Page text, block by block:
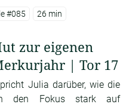
#085 26 min
zur eigenen
| Tor 17
Julia darüber, wie die
den Fokus stark auf